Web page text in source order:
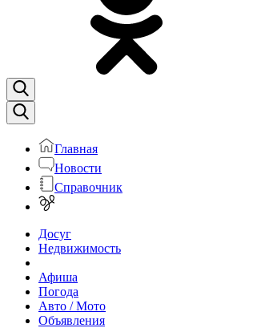
Главная
Новости
Справочник
Досуг
Недвижимость
Афиша
Погода
Авто / Мото
Объявления